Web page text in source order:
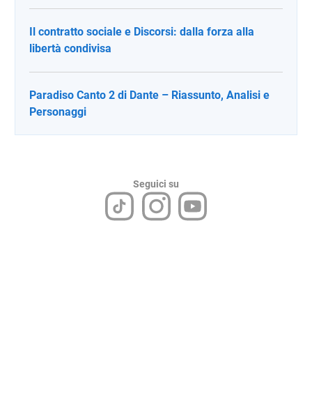
Il contratto sociale e Discorsi: dalla forza alla
libertà condivisa
Paradiso Canto 2 di Dante – Riassunto, Analisi e
Personaggi
Seguici su